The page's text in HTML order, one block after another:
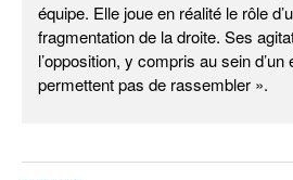
équipe. Elle joue en réalité le rôle
fragmentation de la droite. Ses
l’opposition, y compris au sein
permettent pas de rassembler ».